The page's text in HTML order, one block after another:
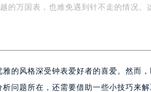
的万国表，也难免遇到针不走的情况
的风格深受钟表爱好者的喜爱。然而
问题所在，还需要借助一些小技巧来